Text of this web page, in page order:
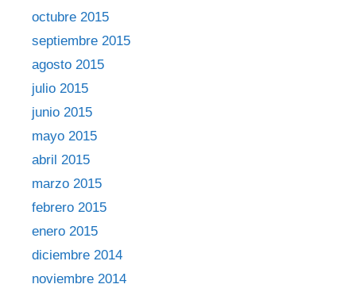
octubre 2015
septiembre 2015
agosto 2015
julio 2015
junio 2015
mayo 2015
abril 2015
marzo 2015
febrero 2015
enero 2015
diciembre 2014
noviembre 2014